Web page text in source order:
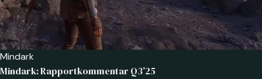
Mindark
Mindark: Rapportkommentar Q3’25